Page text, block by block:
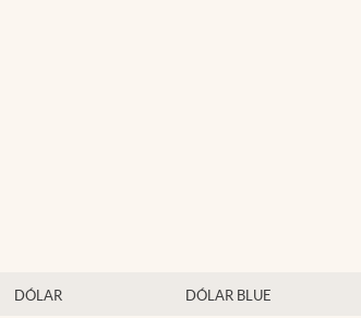
DÓLAR DÓLAR BLUE